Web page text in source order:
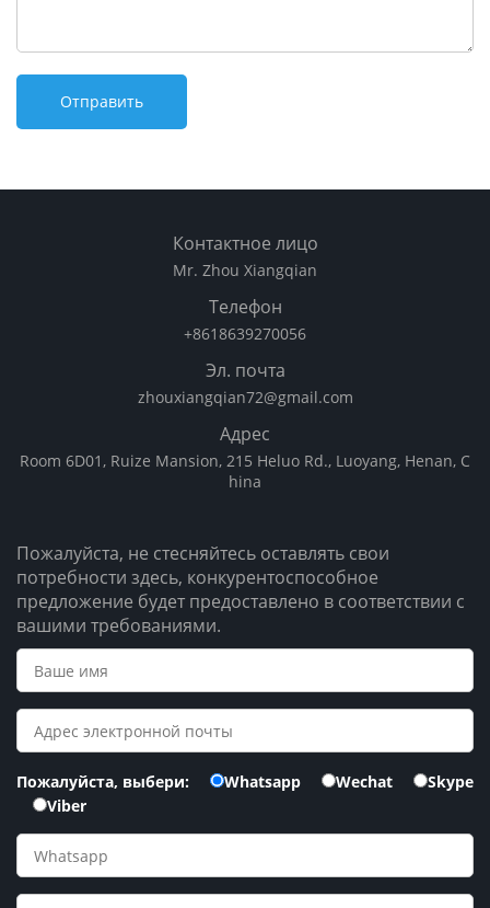
Контактное лицо
Mr. Zhou Xiangqian
Телефон
+8618639270056
Эл. почта
zhouxiangqian72@gmail.com
Адрес
Room 6D01, Ruize Mansion, 215 Heluo Rd., Luoyang, Henan, C
hina
Пожалуйста, не стесняйтесь оставлять свои
потребности здесь, конкурентоспособное
предложение будет предоставлено в соответствии с
вашими требованиями.
Пожалуйста, выбери: Whatsapp Wechat
Skype
Viber